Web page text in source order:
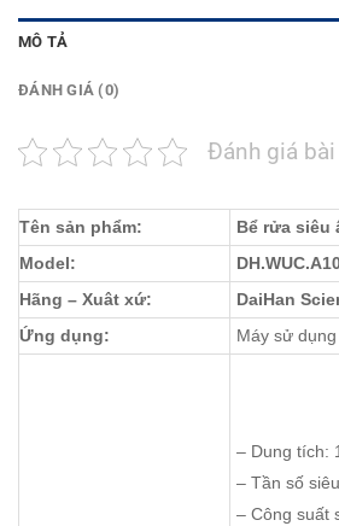
MÔ TẢ
ĐÁNH GIÁ (0)
Đánh giá
Tên sản phẩm:
Bể rửa siêu
Model:
Hãng – Xuât xứ:
DaiHan
Ứng dụng:
Máy sử
– Dung tích:
– Tần số
– Công suất